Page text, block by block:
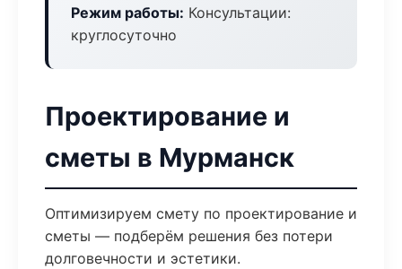
Режим работы: Консультации:
круглосуточно
Проектирование и
сметы в Мурманск
Оптимизируем смету по проектирование и
сметы — подберём решения без потери
долговечности и эстетики.